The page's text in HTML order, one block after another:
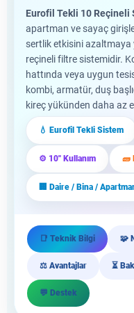
Eurofil Tekli 10 Reçineli
apartman ve sayaç
sertlik etkisini azaltmaya
reçineli filtre sistemidir.
hattında veya uygun
kombi, armatür, duş
kireç yükünden daha az
💧 Eurofil Tekli Sistem
⚙️ 10'' Kullanım 🧱
🏢 Daire / Bina /
📑 Teknik Bilgi 🧩
⚖️ Avantajlar ⏳
💬 Destek